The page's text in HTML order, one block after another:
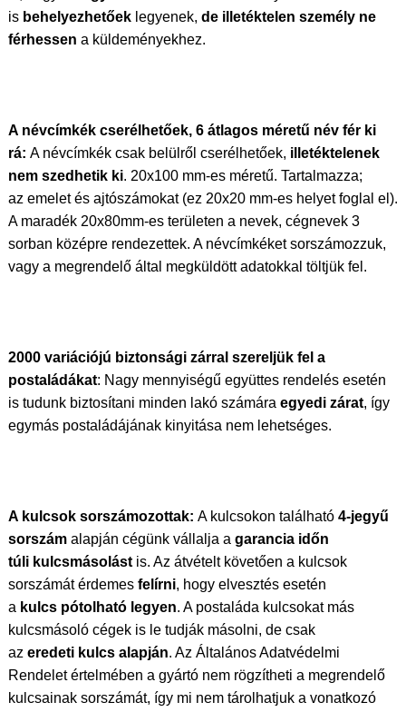
is behelyezhetőeklegyenek, de illetéktelen személy ne
férhessen a küldeményekhez.
A névcímkék cserélhetőek, 6 átlagos méretű név fér ki
rá: A névcímkék csak belülről cserélhetőek, illetéktelenek
nem szedhetik ki. 20x100 mm-es méretű. Tartalmazza;
az emelet és ajtószámokat (ez 20x20 mm-es helyet foglal el).
A maradék 20x80mm-es területen a nevek, cégnevek 3
sorban középre rendezettek. A névcímkéket sorszámozzuk,
vagy a megrendelő által megküldött adatokkal töltjük fel.
2000 variációjú biztonsági zárral szereljük fel a
postaládákat: Nagy mennyiségű együttes rendelés esetén
is tudunk biztosítani minden lakó számára egyedi zárat, így
egymás postaládájának kinyitása nem lehetséges.
A kulcsok sorszámozottak: A kulcsokon található 4-jegyű
sorszámalapján cégünk vállalja a garancia időn
túli kulcsmásolástis. Az átvételt követően a kulcsok
sorszámát érdemes felírni, hogy elvesztés esetén
a kulcs pótolható legyen. A postaláda kulcsokat más
kulcsmásoló cégek is le tudják másolni, de csak
az eredeti kulcs alapján. Az Általános Adatvédelmi
Rendelet értelmében a gyártó nem rögzítheti a megrendelő
kulcsainak sorszámát, így mi nem tárolhatjuk a vonatkozó